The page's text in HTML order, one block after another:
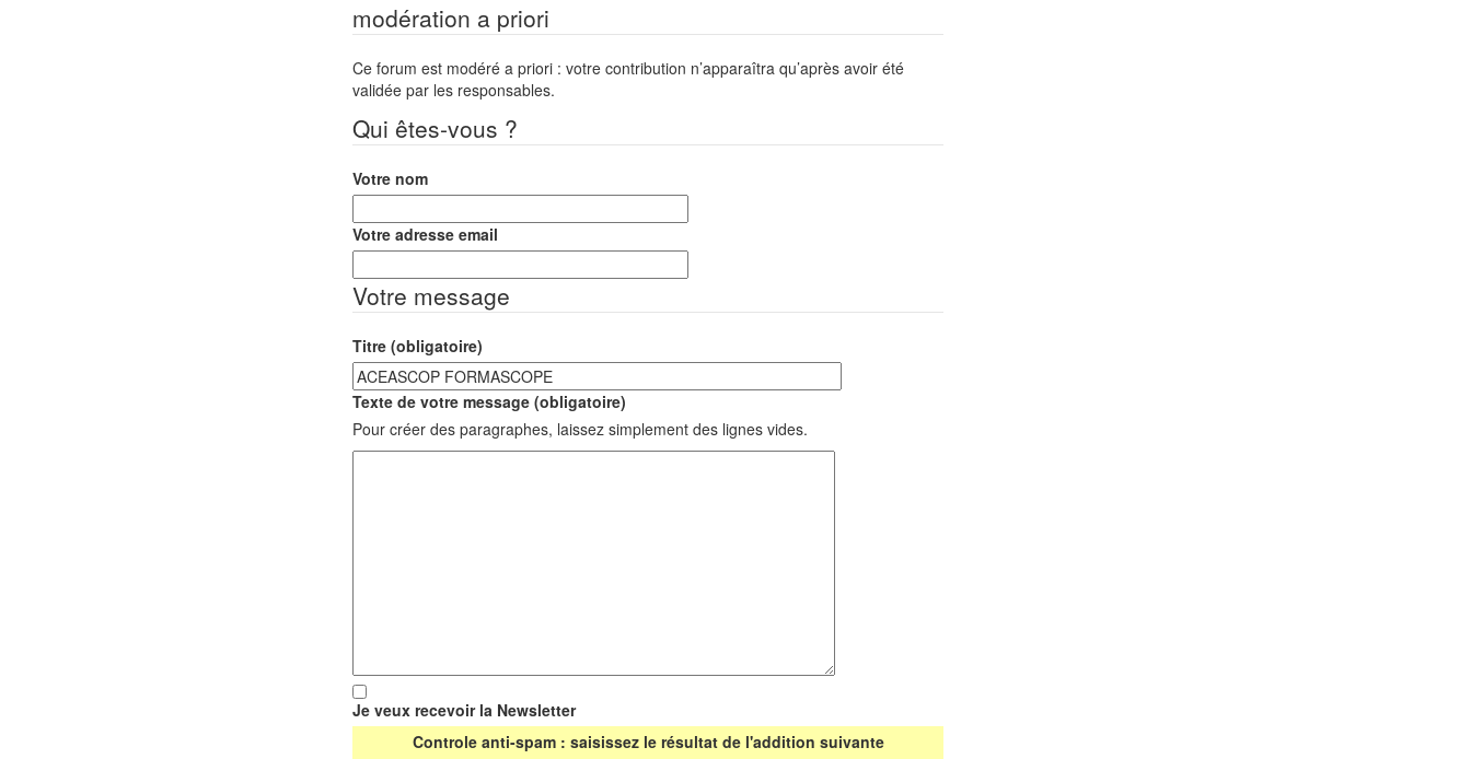
modération a priori
Ce forum est modéré a priori : votre contribution n’apparaîtra qu’après avoir été
validée par les responsables.
Qui êtes-vous ?
Votre nom
Votre adresse email
Votre message
Titre (obligatoire)
Texte de votre message (obligatoire)
Pour créer des paragraphes, laissez simplement des lignes vides.
Je veux recevoir la Newsletter
Controle anti-spam : saisissez le résultat de l'addition suivante